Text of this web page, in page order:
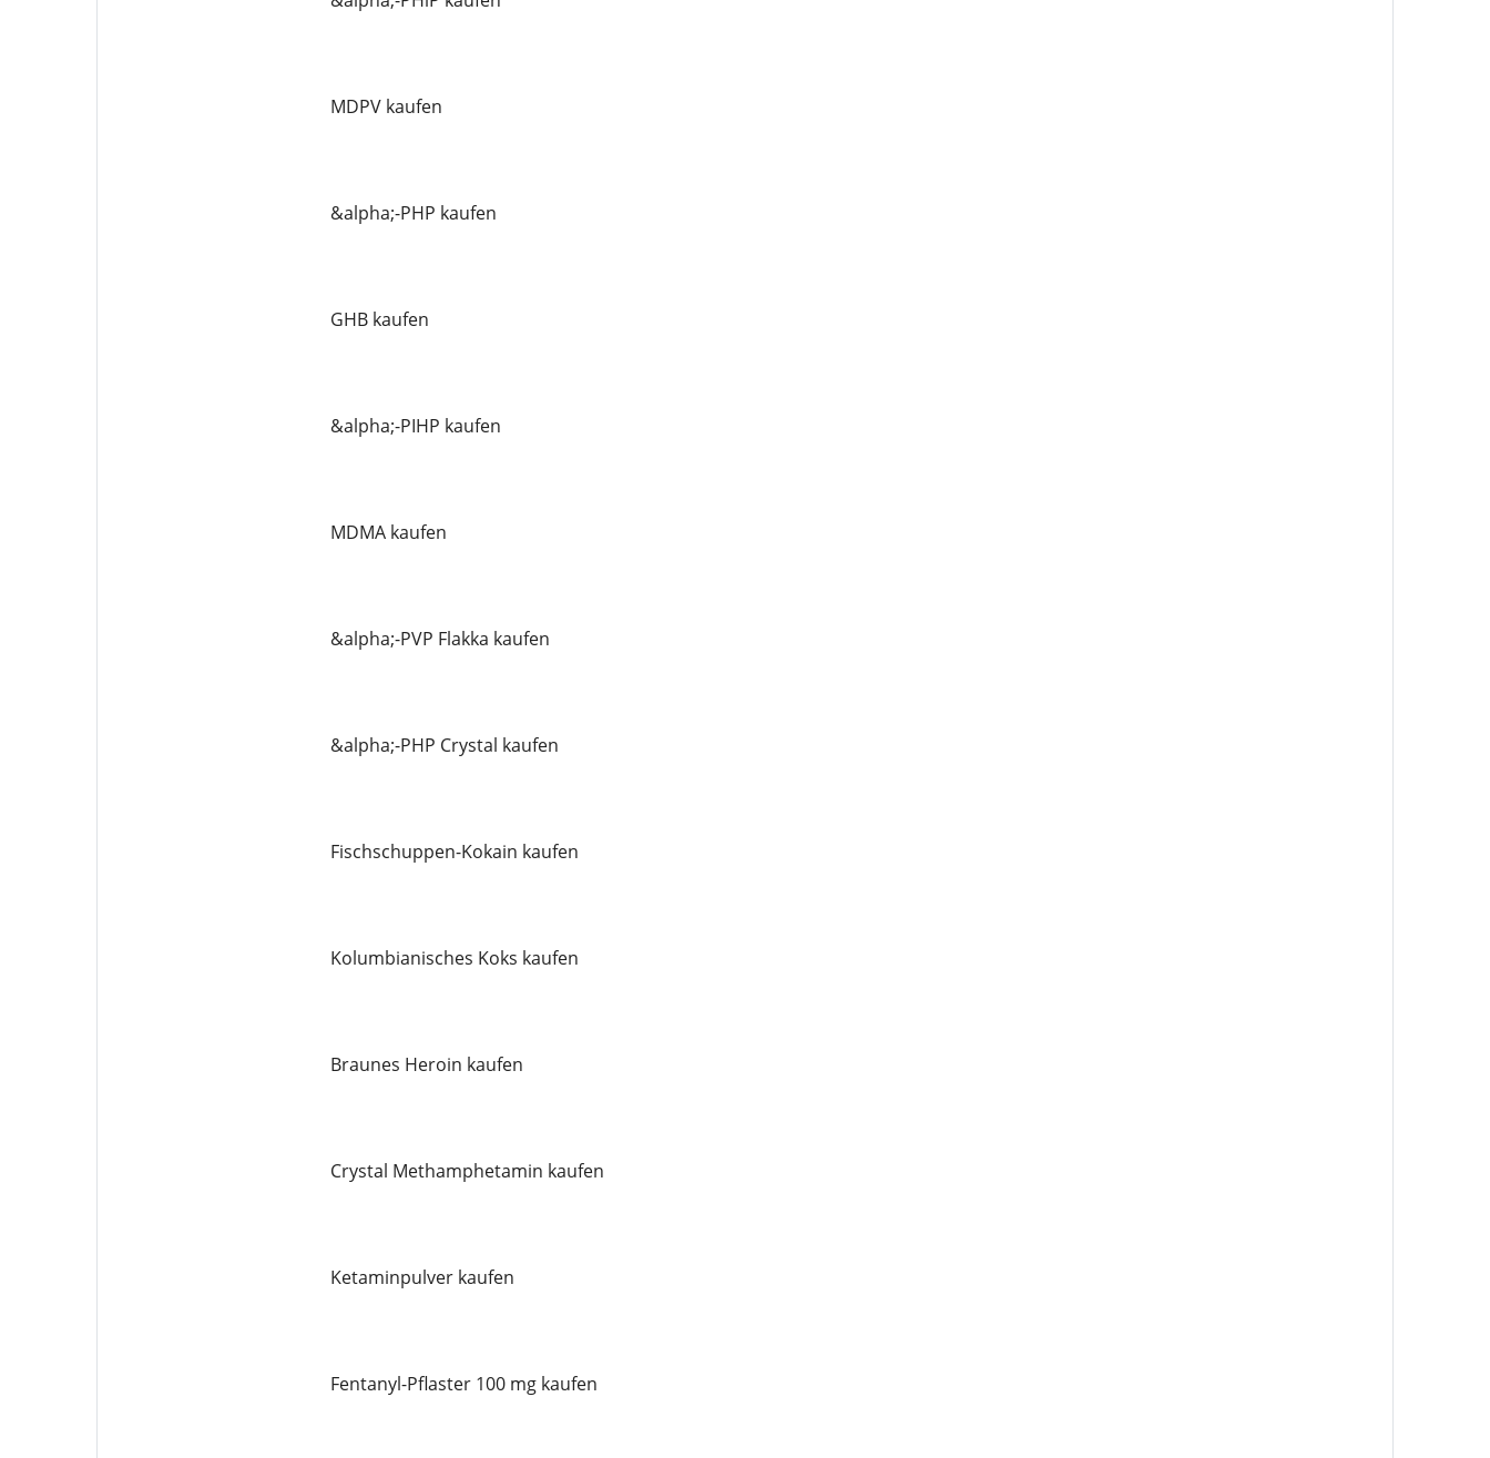
MDPV kaufen
&alpha;-PHP kaufen
GHB kaufen
&alpha;-PIHP kaufen
MDMA kaufen
&alpha;-PVP Flakka kaufen
&alpha;-PHP Crystal kaufen
Fischschuppen-Kokain kaufen
Kolumbianisches Koks kaufen
Braunes Heroin kaufen
Crystal Methamphetamin kaufen
Ketaminpulver kaufen
Fentanyl-Pflaster 100 mg kaufen